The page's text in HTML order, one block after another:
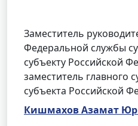
Заместитель
Федеральной службы
субъекту Российской
заместитель главного
субъекта Российской
Кишмахов Азамат